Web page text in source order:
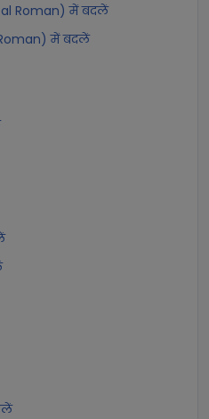
Roman) में बदलें
में बदलें